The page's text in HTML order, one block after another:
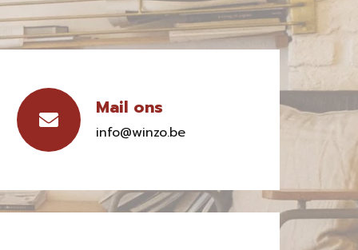
Mail ons
info@winzo.be